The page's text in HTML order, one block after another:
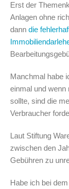
Erst der
Anlagen ohne
dann die
Manchmal habe
einmal und wenn
sollte, sind die
Verbraucher
Laut Stiftung
zwischen den
Gebühren zu
Habe ich bei